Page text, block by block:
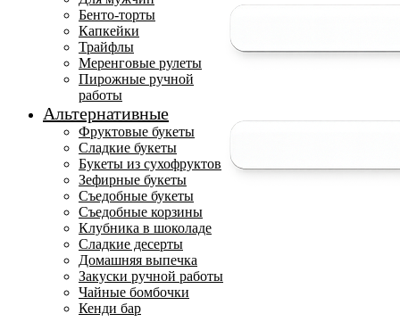
Бенто-торты
Капкейки
Трайфлы
Меренговые рулеты
Пирожные ручной
работы
Альтернативные
Фруктовые букеты
Сладкие букеты
Букеты из сухофруктов
Зефирные букеты
Съедобные букеты
Съедобные корзины
Клубника в шоколаде
Сладкие десерты
Домашняя выпечка
Закуски ручной работы
Чайные бомбочки
Кенди бар